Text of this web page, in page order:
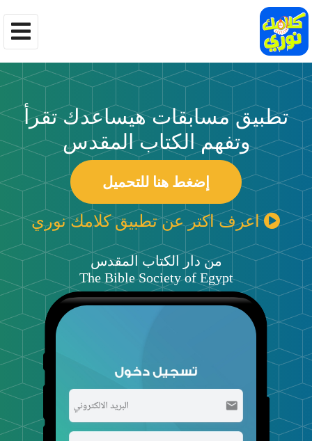
تطبيق مسابقات هيساعدك تقرأ
وتفهم الكتاب المقدس
إضغط هنا للتحميل
اعرف اكتر عن تطبيق كلامك نوري
من دار الكتاب المقدس
The Bible Society of Egypt